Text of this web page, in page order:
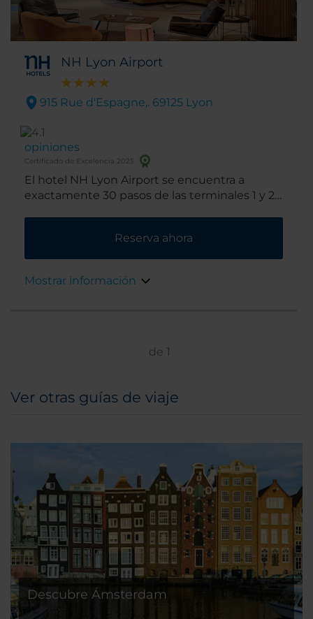
NH Lyon Airport
915 Rue d'Espagne,. 69125 Lyon
opiniones
Certificado de Excelencia 2025
El hotel NH Lyon Airport se encuentra a
exactamente 30 pasos de las terminales 1 y 2
diseñado por el famoso arquitecto Santiago
Calatrava Valls, autor también de la cercana
Reserva ahora
Mostrar información
de 1
Ver otras guías de viaje
Descubre Ámsterdam